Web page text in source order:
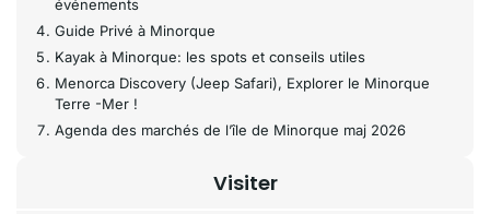
événements
Guide Privé à Minorque
Kayak à Minorque: les spots et conseils utiles
Menorca Discovery (Jeep Safari), Explorer le Minorque
Terre -Mer !
Agenda des marchés de l’île de Minorque maj 2026
Visiter